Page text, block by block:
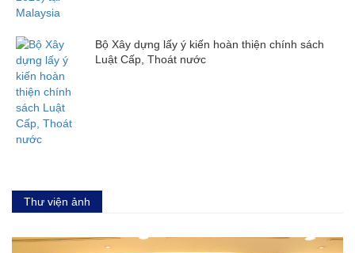
Bộ Xây dựng lấy ý kiến hoàn thiện chính sách
Luật Cấp, Thoát nước
Thư viện ảnh